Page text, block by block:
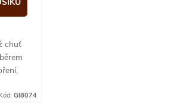
chuť
GI8074